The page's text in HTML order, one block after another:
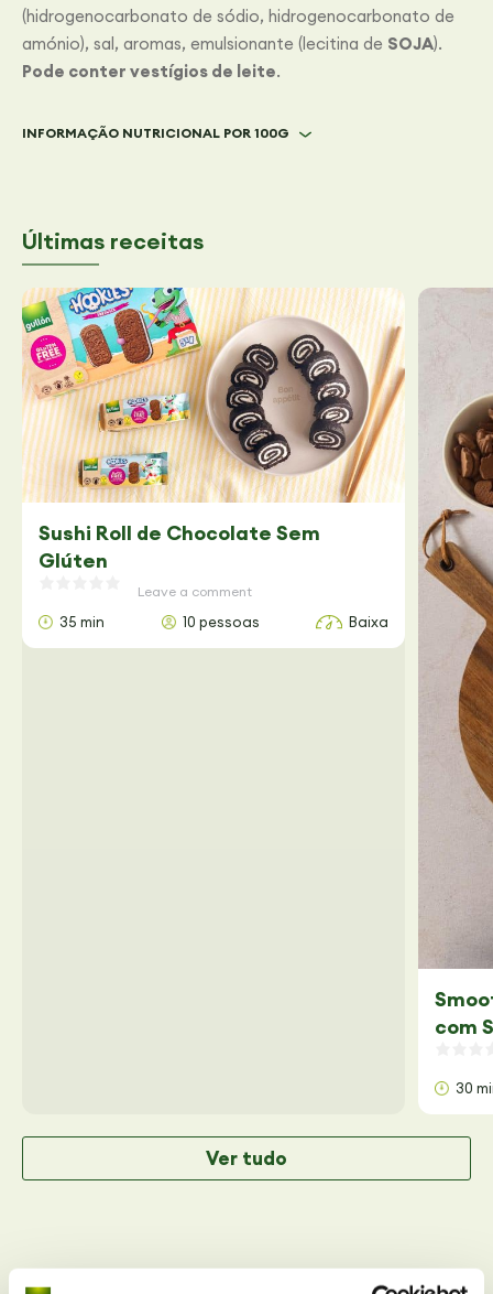
(hidrogenocarbonato de sódio, hidrogenocarbonato de
amónio), sal, aromas, emulsionante (lecitina de SOJA).
Pode conter vestígios de leite.
INFORMAÇÃO NUTRICIONAL POR 100G
Últimas receitas
Sushi Roll de Chocolate Sem
Glúten
Leave a comment
35 min 10 pessoas Baixa
com
30
Ver tudo